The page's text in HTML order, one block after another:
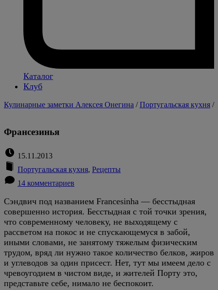
Каталог
Клуб
Кулинарные заметки Алексея Онегина /Португальская кухня /
Франсезинья
15.11.2013
Португальская кухня, Рецепты
14 комментариев
Сэндвич под названием Francesinha — бесстыдная
совершенно история. Бесстыдная с той точки зрения,
что современному человеку, не выходящему с
рассветом на покос и не спускающемуся в забой,
иными словами, не занятому тяжелым физическим
трудом, вряд ли нужно такое количество белков, жиров
и углеводов за один присест. Нет, тут мы имеем дело с
чревоугодием в чистом виде, и жителей Порту это,
представьте себе, нимало не беспокоит.